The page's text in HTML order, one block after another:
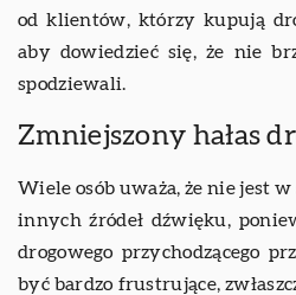
od klientów, którzy kupują
aby dowiedzieć się, że nie
spodziewali.
Zmniejszony hałas
Wiele osób uważa, że nie jest
innych źródeł dźwięku,
drogowego przychodzącego
być bardzo frustrujące,